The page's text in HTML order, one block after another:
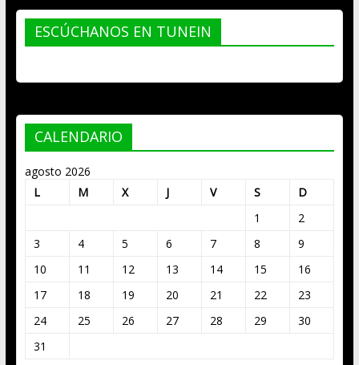
ESCÚCHANOS EN TUNEIN
CALENDARIO
agosto 2026
L
M X J V S
D
1
2
3
4 5 6 7 8
9
10
11 12 13 14 15
16
17
18 19 20 21 22
23
24
25 26 27 28 29
30
31